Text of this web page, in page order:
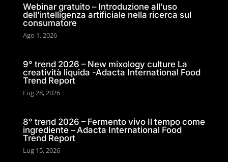
Webinar gratuito – Introduzione all’uso
dell’intelligenza artificiale nella ricerca sul
consumatore
Ago 1, 2026
9° trend 2026 – New mixology culture La
creatività liquida -Adacta International Food
Trend Report
Lug 28, 2026
8° trend 2026 – Fermento vivo Il tempo come
ingrediente – Adacta International Food
Trend Report
Lug 15, 2026